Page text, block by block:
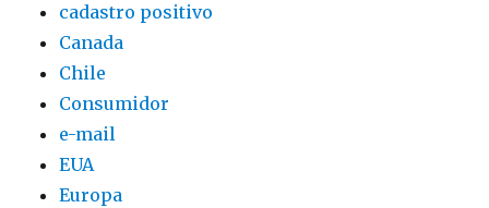
cadastro positivo
Canada
Chile
Consumidor
e-mail
EUA
Europa